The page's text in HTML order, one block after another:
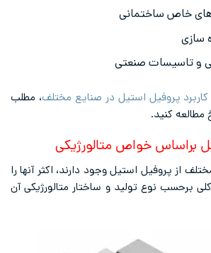
خاص ساختمانی
سازی
و تاسیسات صنعتی
کاربرد پروفیل استیل در صنایع مختلف، مطلب
مطالعه کنید.
براساس خواص متالورژیکی
از پروفیل استیل وجود دارند، اکثر آنها را
برحسب نوع تولید و ساختار متالورژیکی آن